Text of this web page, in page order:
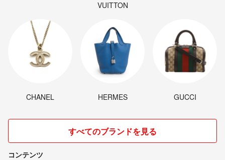
VUITTON
CHANEL HERMES GUCCI
すべてのブランドを見る
コンテンツ